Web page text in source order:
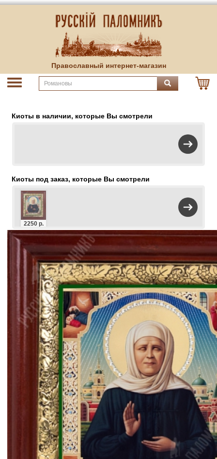
Православный интернет-магазин
Киоты в наличии, которые Вы смотрели
Киоты под заказ, которые Вы смотрели
2250 р.